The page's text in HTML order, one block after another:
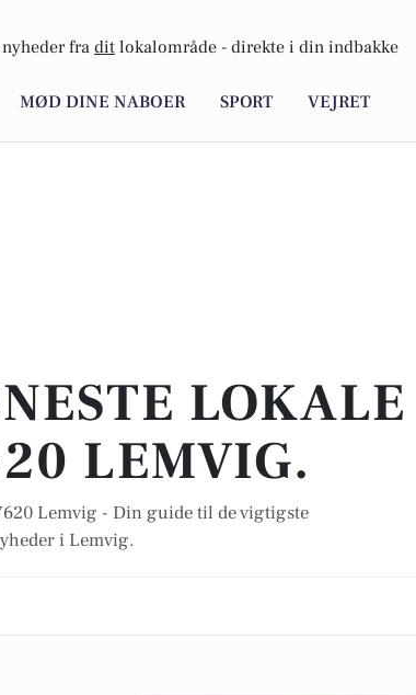
fra dit lokalområde - direkte i din indbakke
MØD DINE NABOER SPORT VEJRET
LOKALE
LEMVIG.
Lemvig - Din guide til de vigtigste
i Lemvig.